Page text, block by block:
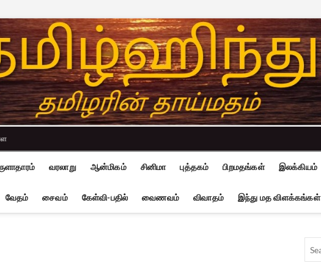
வரலாறு ஆன்மிகம் சினிமா புத்தகம் பிறமதங்கள் இலக்கியம்
வேதம் சைவம் கேள்வி-பதில் வைணவம் விவாதம் இந்து மத விளக்கங்கள்